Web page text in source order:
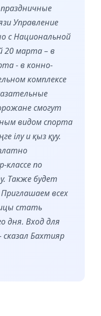
Управление
с Национальной
20 марта – в
- в конно-
комплексе
смогут
видом спорта
ілу и қыз қуу.
классе по
Также будет
всех
стать
дня. Вход для
Бахтияр